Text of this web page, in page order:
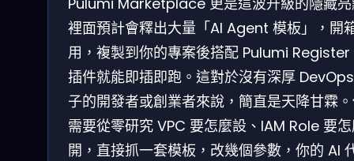
裡面預計會釋出大量「AI Agent 模板」，開
用，複製到你的專案後搭配 Pulumi Register
插件就能即插即跑。這對於沒有深厚
子的開發者或創業者來說，簡直是天降甘霖
需要從零研究 VPC 要怎麼設、IAM Role 要
開，直接抓一套模板，改幾個參數，你的 AI